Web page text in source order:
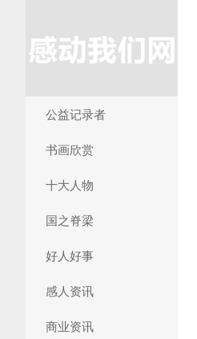
公益记录者
书画欣赏
十大人物
国之脊梁
好人好事
感人资讯
商业资讯